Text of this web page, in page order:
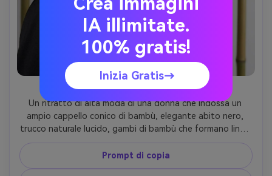
cappello di bambù editoriale
Un ritratto di alta moda di una donna che indossa un
ampio cappello conico di bambù, elegante abito nero,
trucco naturale lucido, gambi di bambù che formano linee
verticali pulite dietro di lei, luce controllata come studio
con sensazione softbox, scattato su Hasselblad X2D,
obiettivo da 90 mm, stretto primo piano, dettagli
Prompt di copia
IA illimitate.
100% gratis!
Inizia Gratis→